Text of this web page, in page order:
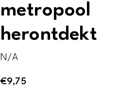
metropool
herontdekt
N/A
€9,75